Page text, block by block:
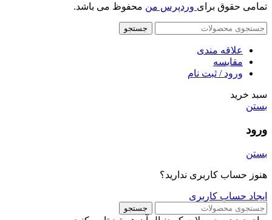
تمامی حقوق برای وردپرس من محفوظ می باشد.
جستجو
علاقه مندی
مقایسه
ورود / ثبت نام
سبد خرید
بستن
ورود
بستن
هنوز حساب کاربری ندارید؟
ایجاد حساب کاربری
جستجو